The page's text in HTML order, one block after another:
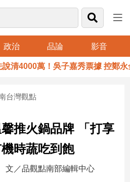
政治 品論 影音
4000萬！吳子嘉秀票據 控鄭永金
台灣觀點
推火鍋品牌 「打享
時蔬吃到飽
文／品觀點南部編輯中心